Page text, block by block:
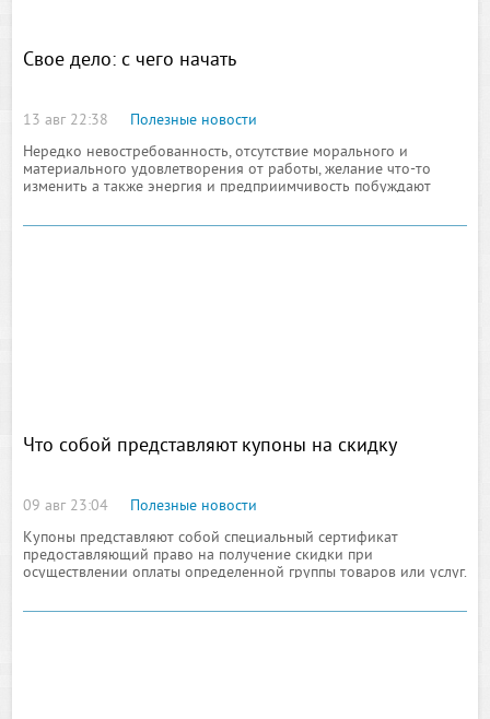
Свое дело: с чего начать
13 авг 22:38
Полезные новости
Нередко невостребованность, отсутствие морального и
материального удовлетворения от работы, желание что-то
изменить а также энергия и предприимчивость побуждают
Что собой представляют купоны на скидку
09 авг 23:04
Полезные новости
Купоны представляют собой специальный сертификат
предоставляющий право на получение скидки при
осуществлении оплаты определенной группы товаров или услуг.
кинотеатры, театры, рестораны и кафе